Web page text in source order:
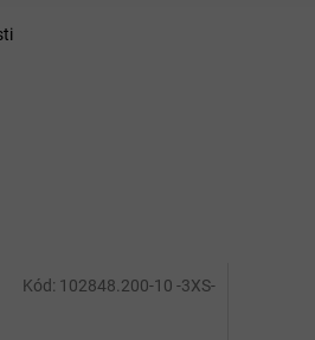
Kód: 102848.200-10 -3XS-